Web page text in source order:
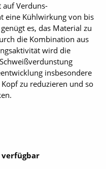
auf Verduns­
eine Kühlwirkung von bis
es, das Material zu
die Kombination aus
wird die
insbesondere
zu reduzieren und so
verfügbar